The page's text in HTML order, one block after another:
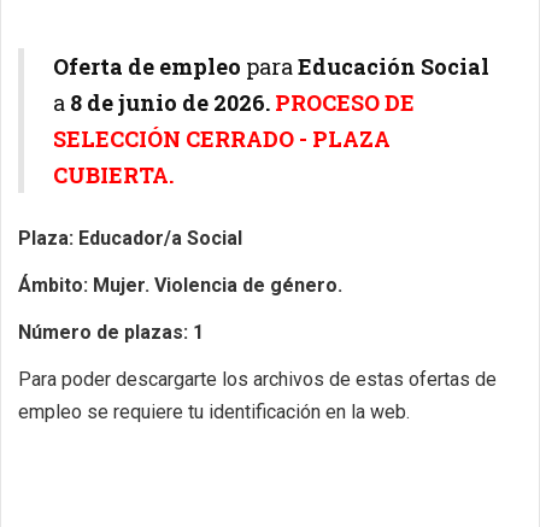
Oferta de empleo paraEducación Social
a 8 de junio de 2026. PROCESO DE
SELECCIÓN CERRADO - PLAZA
CUBIERTA.
Plaza: Educador/a Social
Ámbito: Mujer. Violencia de género.
Número de plazas: 1
Para poder descargarte los archivos de estas ofertas de
empleo se requiere tu identificación en la web.